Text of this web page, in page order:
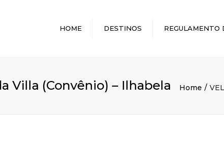
HOME DESTINOS REGULAMENTO
Villa (Convênio) – Ilhabela Home